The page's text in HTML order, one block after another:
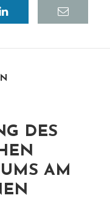
DES
AM